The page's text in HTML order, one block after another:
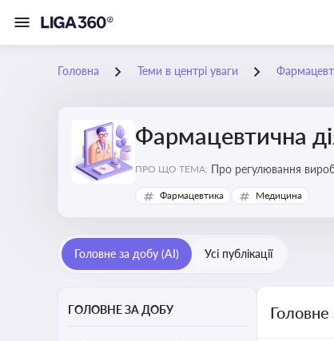
Головна Теми в центрі уваги
Фармацевтична
ПРО ЩО ТЕМА: Про регулювання
та безпеки
Фармацевтика Медицина
Головне за добу (AI) Усі публікації
ГОЛОВНЕ ЗА ДОБУ